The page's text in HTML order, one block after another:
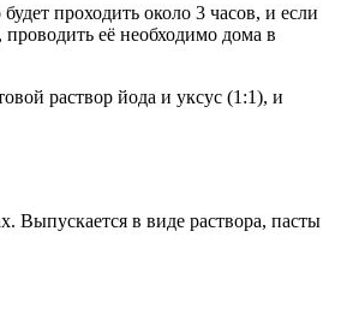
проходить около 3 часов, и если
её необходимо дома в
раствор йода и уксус (1:1), и
Выпускается в виде раствора, пасты